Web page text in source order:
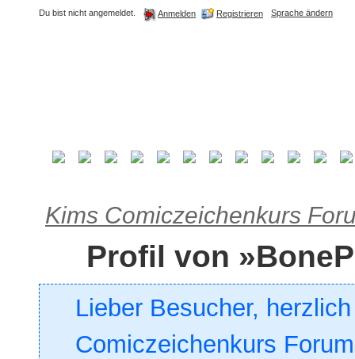
Du bist nicht angemeldet. Anmelden Registrieren Sprache ändern
Kims Comiczeichenkurs
Profil von
Lieber Besucher,
Comiczeichenkurs